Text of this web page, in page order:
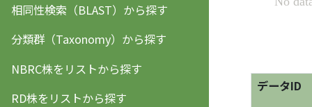
相同性検索（BLAST）から探す
分類群（Taxonomy）から探す
NBRC株をリストから探す
RD株をリストから探す
データID